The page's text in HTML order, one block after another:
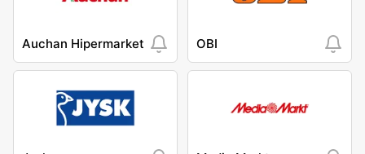
Auchan Hipermarket OBI